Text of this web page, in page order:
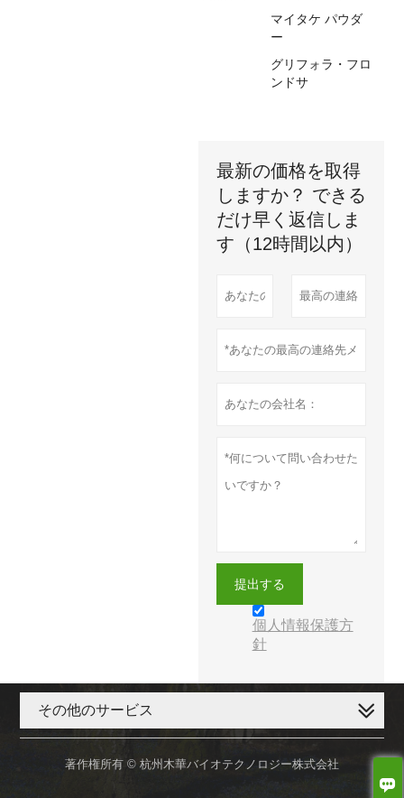

マイタケ パウダ
ー
グリフォラ・フロ
ンドサ
最新の価格を取得
しますか？ できる
だけ早く返信しま
す（12時間以内）
提出する
個人情報保護方
針
その他のサービス
著作権所有 © 杭州木華バイオテクノロジー株式会社